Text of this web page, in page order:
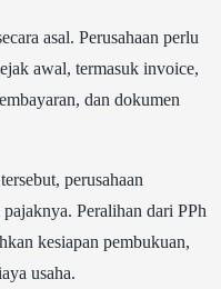
asal. Perusahaan perlu
awal, termasuk invoice,
dan dokumen
perusahaan
Peralihan dari PPh
kesiapan pembukuan,
usaha.